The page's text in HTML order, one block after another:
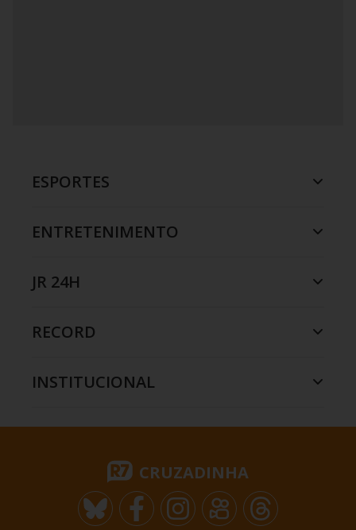
ESPORTES
ENTRETENIMENTO
JR 24H
RECORD
INSTITUCIONAL
CRUZADINHA